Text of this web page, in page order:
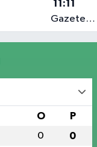
11:11
Gazeteci,
karaciğer
bekliyor
O P
0 0